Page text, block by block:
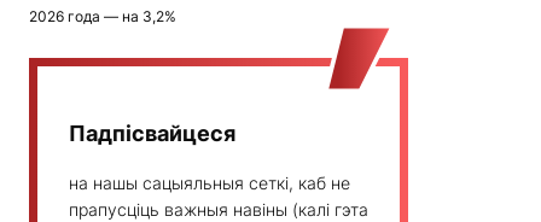
2026 года — на 3,2%
Падпісвайцеся
на нашы сацыяльныя сеткі, каб не
прапусціць важныя навіны (калі гэта